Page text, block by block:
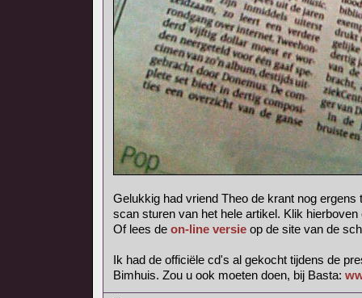
Gelukkig had vriend Theo de krant nog ergens
scan sturen van het hele artikel. Klik
Of lees de on-line versie op de site van de
Ik had de officiële cd's al gekocht tijdens de
Bimhuis. Zou u ook moeten doen, bij Basta: